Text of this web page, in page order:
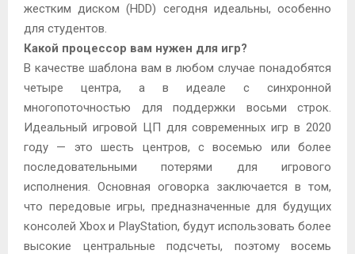
жестким диском (HDD) сегодня идеальны, особенно
для студентов.
Какой процессор вам нужен для игр?
В качестве шаблона вам в любом случае понадобятся
четыре центра, а в идеале с синхронной
многопоточностью для поддержки восьми строк.
Идеальный игровой ЦП для современных игр в 2020
году — это шесть центров, с восемью или более
последовательными потерями для игрового
исполнения. Основная оговорка заключается в том,
что передовые игры, предназначенные для будущих
консолей Xbox и PlayStation, будут использовать более
высокие центральные подсчеты, поэтому восемь